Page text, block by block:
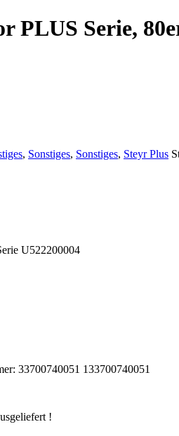
PLUS Serie,
, Sonstiges, Sonstiges, Steyr Plus
U522200004
33700740051 133700740051
!